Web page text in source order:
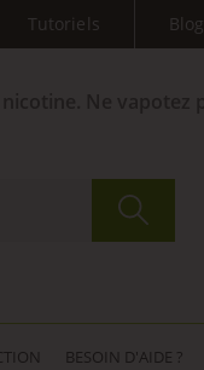
Tutoriels Blog
BESOIN D'AIDE ?